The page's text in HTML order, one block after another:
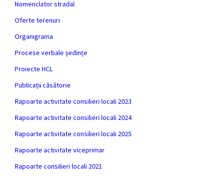
Nomenclator stradal
Oferte terenuri
Organigrama
Procese verbale ședințe
Proiecte HCL
Publicații căsătorie
Rapoarte activitate consilieri locali 2023
Rapoarte activitate consilieri locali 2024
Rapoarte activitate consilieri locali 2025
Rapoarte activitate viceprimar
Rapoarte consilieri locali 2021